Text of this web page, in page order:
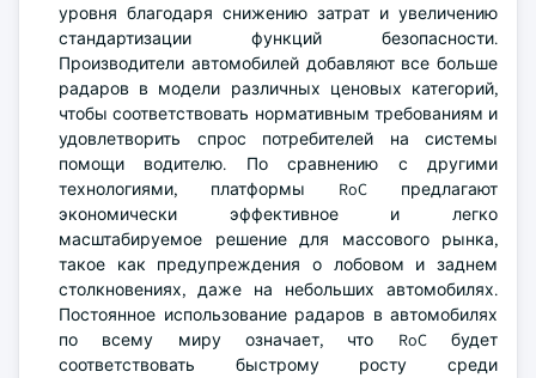
уровня благодаря снижению затрат и увеличению
стандартизации функций безопасности.
Производители автомобилей добавляют все больше
радаров в модели различных ценовых категорий,
чтобы соответствовать нормативным требованиям и
удовлетворить спрос потребителей на системы
помощи водителю. По сравнению с другими
технологиями, платформы RoC предлагают
экономически эффективное и легко
масштабируемое решение для массового рынка,
такое как предупреждения о лобовом и заднем
столкновениях, даже на небольших автомобилях.
Постоянное использование радаров в автомобилях
по всему миру означает, что RoC будет
соответствовать быстрому росту среди